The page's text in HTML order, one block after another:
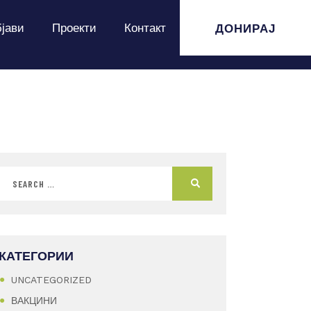
Проекти Контакт ДОНИРАЈ
КАТЕГОРИИ
UNCATEGORIZED
ВАКЦИНИ